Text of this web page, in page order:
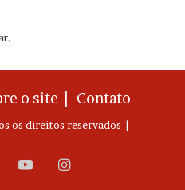
o site | Contato
os direitos reservados |
YouTubeInstagram